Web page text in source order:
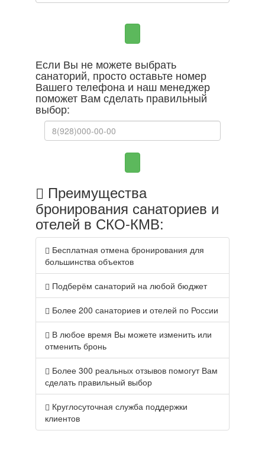
Если Вы не можете выбрать
санаторий, просто оставьте номер
Вашего телефона и наш менеджер
поможет Вам сделать правильный
выбор:
Преимущества
бронирования санаториев и
отелей в СКО-КМВ:
Бесплатная отмена бронирования для
большинства объектов
Подберём санаторий на любой бюджет
Более 200 санаториев и отелей по России
В любое время Вы можете изменить или
отменить бронь
Более 300 реальных отзывов помогут Вам
сделать правильный выбор
Круглосуточная служба поддержки
клиентов